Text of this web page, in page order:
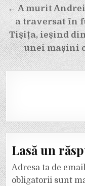
← A murit
a traversat în
Tișița, ieșind
unei mașini
Lasă un
Adresa ta de
obligatorii sunt